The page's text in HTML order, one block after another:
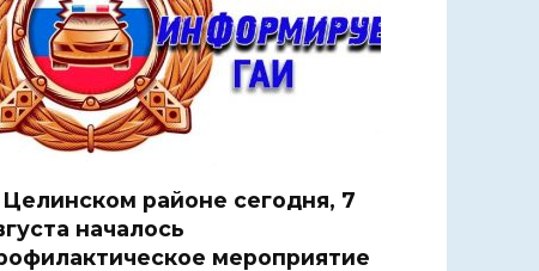
районе сегодня, 7
началось
мероприятие